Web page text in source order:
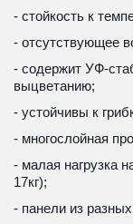
- стойкость к
- отсутствующее
- содержит УФ-
выцветанию;
- устойчивы к
- многослойная
- малая нагрузка
17кг);
- панели из разных